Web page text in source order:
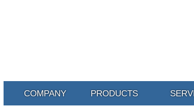
COMPANY PRODUCTS